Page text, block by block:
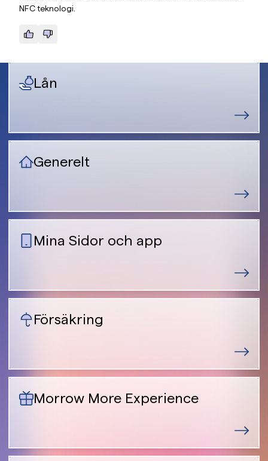
NFC teknologi.
Lån
Generelt
Mina Sidor och app
Försäkring
Morrow More Experience